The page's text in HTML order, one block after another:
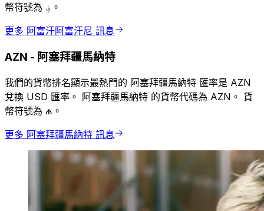
幣符號為 ؋。
更多 阿富汗阿富汗尼 訊息
AZN - 阿塞拜疆馬納特
我們的貨幣排名顯示最熱門的 阿塞拜疆馬納特 匯率是 AZN
兌換 USD 匯率。 阿塞拜疆馬納特 的貨幣代碼為 AZN。 貨
幣符號為 ₼。
更多 阿塞拜疆馬納特 訊息